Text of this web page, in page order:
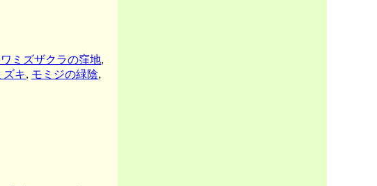
ワミズザクラの窪地,
ズキ, モミジの緑陰,